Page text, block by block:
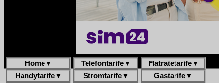
Home▼ Telefontarife▼ Flatratetarife▼
Handytarife▼ Stromtarife▼ Gastarife▼